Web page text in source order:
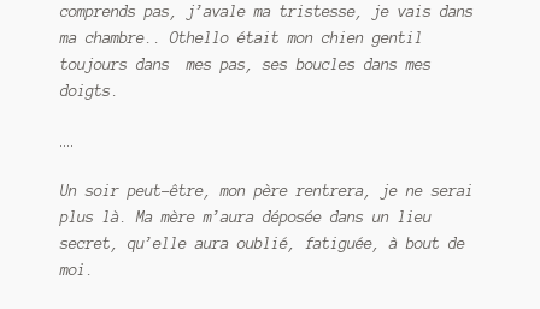
comprends pas, j’avale ma tristesse, je vais dans
ma chambre.. Othello était mon chien gentil
toujours dans mes pas, ses boucles dans mes
doigts.
Un soir peut-être, mon père rentrera, je ne serai
plus là. Ma mère m’aura déposée dans un lieu
secret, qu’elle aura oublié, fatiguée, à bout de
moi.